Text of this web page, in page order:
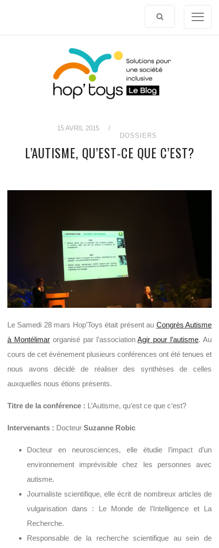
15 AVRIL 2015
/
DOSSIERS
L’AUTISME, QU’EST-CE QUE C’EST?
Le Samedi 28 mars Hop’Toys était présent au Congrès Autisme
à Montélimarorganisé par l’associationAgir pour l’autisme. Au
cours de cet événement plusieurs conférences ont été tenues et
nous avons décidé de réaliser des synthèses de celles
auxquelles nous étions présents.
Titre de la conférence : L’Autisme, qu’est ce que c’est?
Intervenants : Docteur Suzanne Robic
Docteur en neurosciences, elle étudie l’impact d’un
environnement imprévisible chez les personnes avec
autisme.
Journaliste scientifique, elle écrit de nombreux articles de
vulgarisation dans : Le Monde de l’Intelligence et La
Recherche.
Responsable de la recherche scientifique au sein de